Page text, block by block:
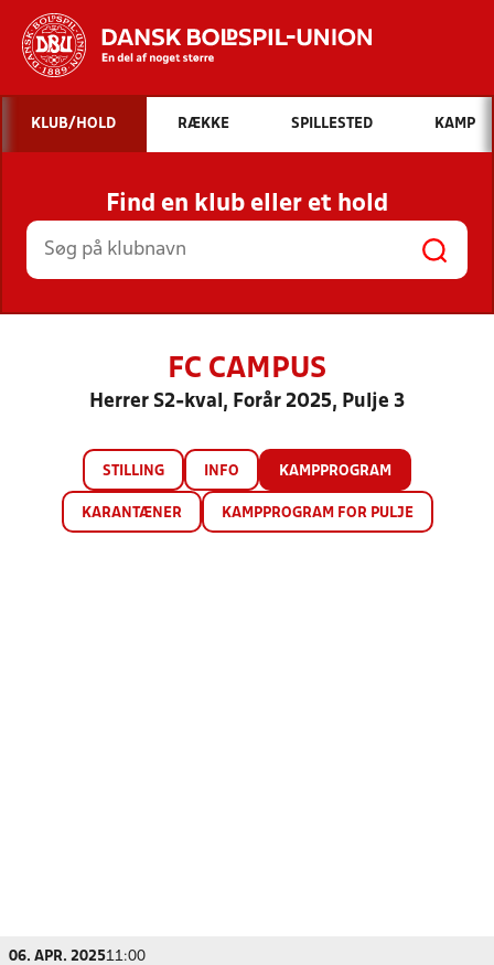
Hvad vil du søge efter?
INDHOLD OG NYHEDER
STILLINGER, RESULTATER, KLUBBER OG
HOLD
KLUB/HOLD RÆKKE SPILLESTED KAMP
Find en klub eller et hold
FC CAMPUS
Herrer S2-kval, Forår 2025, Pulje 3
STILLING INFO KAMPPROGRAM
KARANTÆNER KAMPPROGRAM FOR PULJE
06. APR. 202511:00